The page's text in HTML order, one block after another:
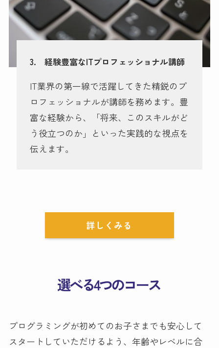
3. 経験豊富なITプロフェッショナル講師
IT業界の第一線で活躍してきた精鋭のプ
ロフェッショナルが講師を務めます。豊
富な経験から、「将来、このスキルがど
う役立つのか」といった実践的な視点を
伝えます。
詳しくみる
プログラミングが初めてのお子さまでも安心して
スタートしていただけるよう、年齢やレベルに合